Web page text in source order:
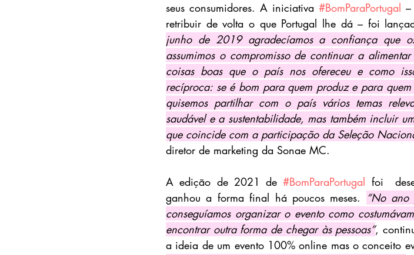
seus consumidores. A iniciativa #BomParaPortugal
retribuir de volta o que Portugal lhe dá – foi
junho de 2019 agradecíamos a confiança que
assumimos o compromisso de continuar a
coisas boas que o país nos ofereceu e como
recíproca: se é bom para quem produz e para
quisemos partilhar com o país vários temas
saudável e a sustentabilidade, mas também incluir
que coincide com a participação da Seleção
diretor de marketing da Sonae MC.
A edição de 2021 de #BomParaPortugal foi
ganhou a forma final há poucos meses.
“No ano
conseguíamos organizar o evento como
encontrar outra forma de chegar às pessoas”,
a ideia de um evento 100% online mas o conceito